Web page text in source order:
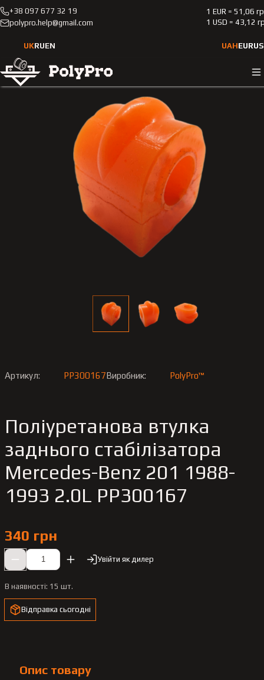
+38 097 677 32 19
polypro.help@gmail.com
1 EUR = 51,06
1 USD = 43,12
UKRUEN UAHEUR
Каталог Легкові автомобілі Mercedes-Benz
201
Поліуретанова втулка заднього стабілізатора Merсedes-
Benz 201 1988-1993 2.0L
Артикул: PP300167Виробник: PolyPro™
Поліуретанова втулка
заднього стабілізатора
Merсedes-Benz 201 1988-
1993 2.0L PP300167
340 грн
Увійти як дилер
В наявності: 15 шт.
Відправка сьогодні
Опис товару